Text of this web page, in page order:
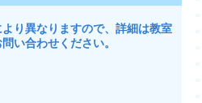
り異なりますので、詳細は教室
い合わせください。